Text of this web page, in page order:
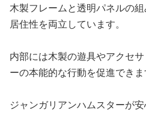
木製フレームと透明パネルの
居住性を両立しています。
内部には木製の遊具やアクセ
ーの本能的な行動を促進できま
ジャンガリアンハムスターが